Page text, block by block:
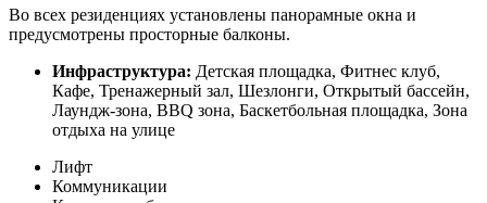
Во всех резиденциях установлены панорамные окна и
предусмотрены просторные балконы.
Инфраструктура: Детская площадка, Фитнес клуб,
Кафе, Тренажерный зал, Шезлонги, Открытый бассейн,
Лаундж-зона, BBQ зона, Баскетбольная площадка, Зона
отдыха на улице
Лифт
Коммуникации